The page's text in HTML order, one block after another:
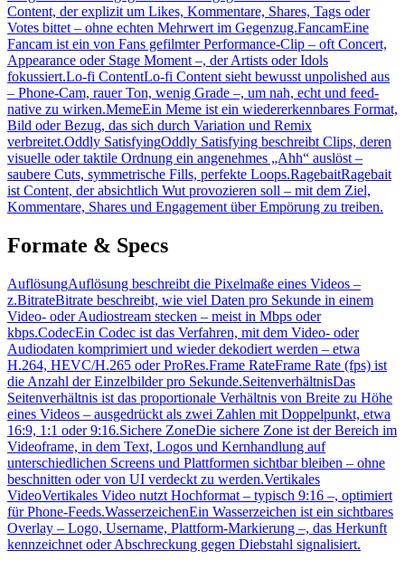
Content, der explizit um Likes, Kommentare, Shares, Tags oder
Votes bittet – ohne echten Mehrwert im Gegenzug.FancamEine
Fancam ist ein von Fans gefilmter Performance-Clip – oft Concert,
Appearance oder Stage Moment –, der Artists oder Idols
fokussiert.Lo-fi ContentLo-fi Content sieht bewusst unpolished aus
– Phone-Cam, rauer Ton, wenig Grade –, um nah, echt und feed-
native zu wirken.MemeEin Meme ist ein wiedererkennbares Format,
Bild oder Bezug, das sich durch Variation und Remix
verbreitet.Oddly SatisfyingOddly Satisfying beschreibt Clips, deren
visuelle oder taktile Ordnung ein angenehmes „Ahh“ auslöst –
saubere Cuts, symmetrische Fills, perfekte Loops.RagebaitRagebait
ist Content, der absichtlich Wut provozieren soll – mit dem Ziel,
Kommentare, Shares und Engagement über Empörung zu treiben.
Formate & Specs
AuflösungAuflösung beschreibt die Pixelmaße eines Videos –
z.BitrateBitrate beschreibt, wie viel Daten pro Sekunde in einem
Video- oder Audiostream stecken – meist in Mbps oder
kbps.CodecEin Codec ist das Verfahren, mit dem Video- oder
Audiodaten komprimiert und wieder dekodiert werden – etwa
H.264, HEVC/H.265 oder ProRes.Frame RateFrame Rate (fps) ist
die Anzahl der Einzelbilder pro Sekunde.SeitenverhältnisDas
Seitenverhältnis ist das proportionale Verhältnis von Breite zu Höhe
eines Videos – ausgedrückt als zwei Zahlen mit Doppelpunkt, etwa
16:9, 1:1 oder 9:16.Sichere ZoneDie sichere Zone ist der Bereich im
Videoframe, in dem Text, Logos und Kernhandlung auf
unterschiedlichen Screens und Plattformen sichtbar bleiben – ohne
beschnitten oder von UI verdeckt zu werden.Vertikales
VideoVertikales Video nutzt Hochformat – typisch 9:16 –, optimiert
für Phone-Feeds.WasserzeichenEin Wasserzeichen ist ein sichtbares
Overlay – Logo, Username, Plattform-Markierung –, das Herkunft
kennzeichnet oder Abschreckung gegen Diebstahl signalisiert.